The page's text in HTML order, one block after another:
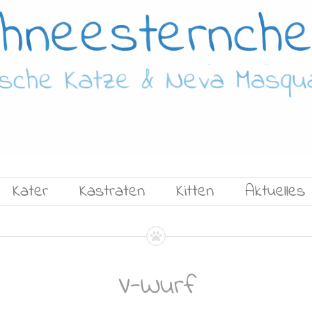
Kater Kastraten Kitten Aktuelles
V-Wurf